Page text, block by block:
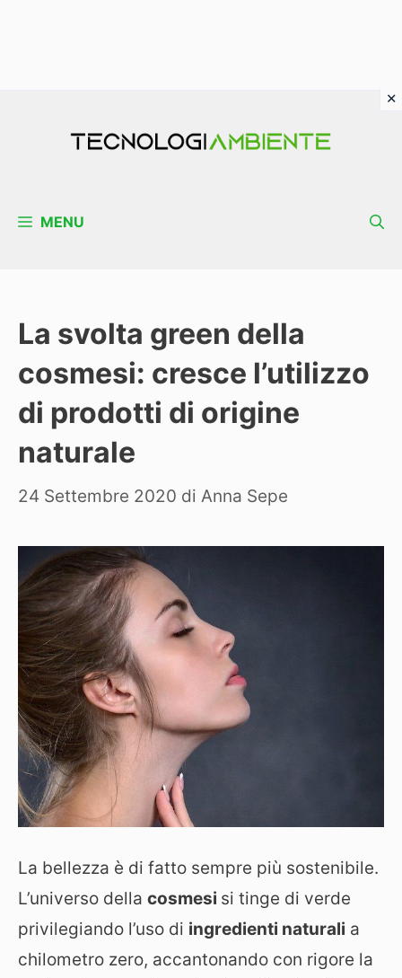
MENU
La svolta green della
cosmesi: cresce l’utilizzo
di prodotti di origine
naturale
24 Settembre 2020 di Anna Sepe
La bellezza è di fatto sempre più sostenibile.
L’universo della cosmesi si tinge di verde
privilegiando l’uso di ingredienti naturali a
chilometro zero, accantonando con rigore la